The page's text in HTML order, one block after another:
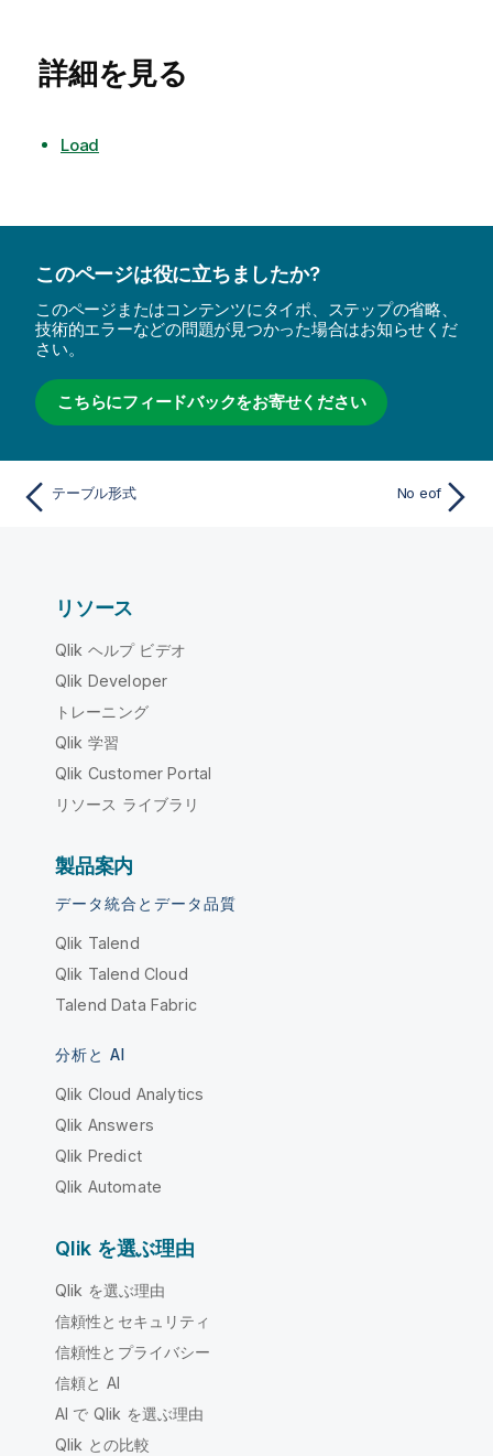
詳細を見る
Load
このページは役に立ちましたか?
このページまたはコンテンツにタイポ、ステップの省略、
技術的エラーなどの問題が見つかった場合はお知らせくだ
さい。
こちらにフィードバックをお寄せください
テーブル形式 No eof
リソース
Qlik ヘルプ ビデオ
Qlik Developer
トレーニング
Qlik 学習
Qlik Customer Portal
リソース ライブラリ
製品案内
データ統合とデータ品質
Qlik Talend
Qlik Talend Cloud
Talend Data Fabric
分析と AI
Qlik Cloud Analytics
Qlik Answers
Qlik Predict
Qlik Automate
Qlik を選ぶ理由
Qlik を選ぶ理由
信頼性とセキュリティ
信頼性とプライバシー
信頼と AI
AI で Qlik を選ぶ理由
Qlik との比較